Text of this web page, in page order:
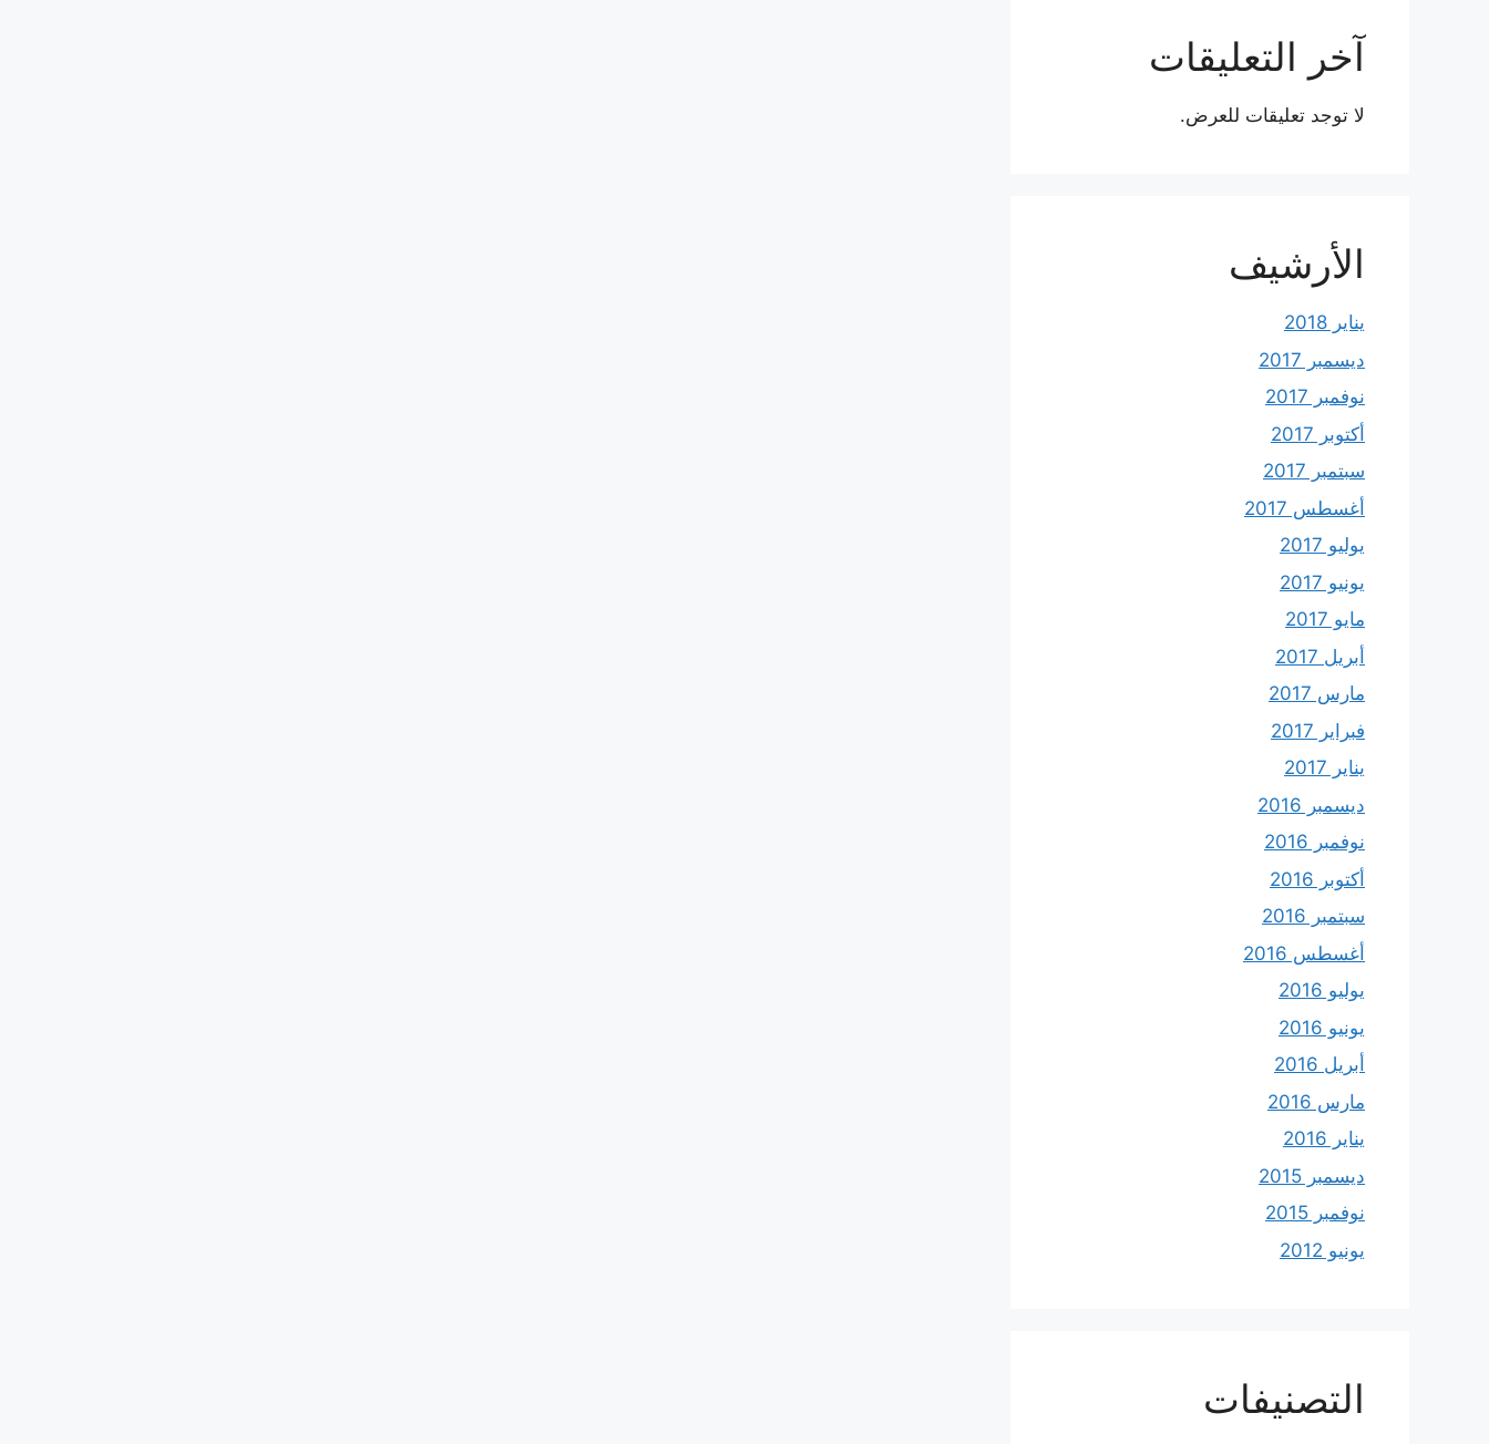
آخر التعليقات
لا توجد تعليقات للعرض.
الأرشيف
يناير 2018
ديسمبر 2017
نوفمبر 2017
أكتوبر 2017
سبتمبر 2017
أغسطس 2017
يوليو 2017
يونيو 2017
مايو 2017
أبريل 2017
مارس 2017
فبراير 2017
يناير 2017
ديسمبر 2016
نوفمبر 2016
أكتوبر 2016
سبتمبر 2016
أغسطس 2016
يوليو 2016
يونيو 2016
أبريل 2016
مارس 2016
يناير 2016
ديسمبر 2015
نوفمبر 2015
يونيو 2012
التصنيفات